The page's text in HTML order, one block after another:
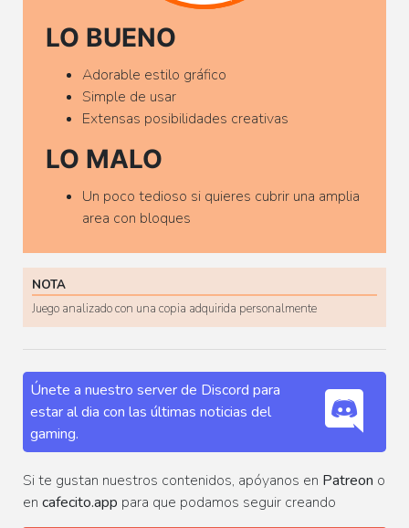
LO BUENO
Adorable estilo gráfico
Simple de usar
Extensas posibilidades creativas
LO MALO
Un poco tedioso si quieres cubrir una amplia
area con bloques
NOTA
Juego analizado con una copia adquirida personalmente
Únete a nuestro server de Discord para
estar al dia con las últimas noticias del
gaming.
Si te gustan nuestros contenidos, apóyanos en Patreon o
en cafecito.app para que podamos seguir creando